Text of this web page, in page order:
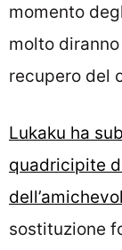
momento
molto
recupero del
Lukaku ha
quadricipite
sostituzione